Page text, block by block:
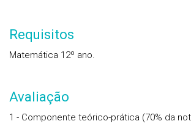
Requisitos
Matemática 12º ano.
Avaliação
1 - Componente teórico-prática (70% da